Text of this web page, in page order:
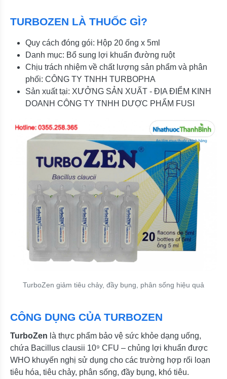
TURBOZEN LÀ THUỐC GÌ?
Quy cách đóng gói: Hộp 20 ống x 5ml
Danh mục: Bổ sung lợi khuẩn đường ruột
Chịu trách nhiệm về chất lượng sản phẩm và phân
phối: CÔNG TY TNHH TURBOPHA
Sản xuất tại: XƯỞNG SẢN XUẤT - ĐỊA ĐIỂM KINH
DOANH CÔNG TY TNHH DƯỢC PHẨM FUSI
TurboZen giảm tiêu chảy, đầy bụng, phân sống hiệu quả
CÔNG DỤNG CỦA TURBOZEN
TurboZen là thực phẩm bảo vệ sức khỏe dạng uống,
chứa Bacillus clausii 10⁹ CFU – chủng lợi khuẩn được
WHO khuyến nghị sử dụng cho các trường hợp rối loạn
tiêu hóa, tiêu chảy, phân sống, đầy bụng, khó tiêu.